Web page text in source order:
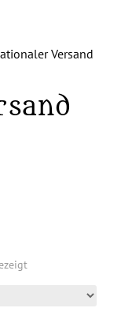
Versand